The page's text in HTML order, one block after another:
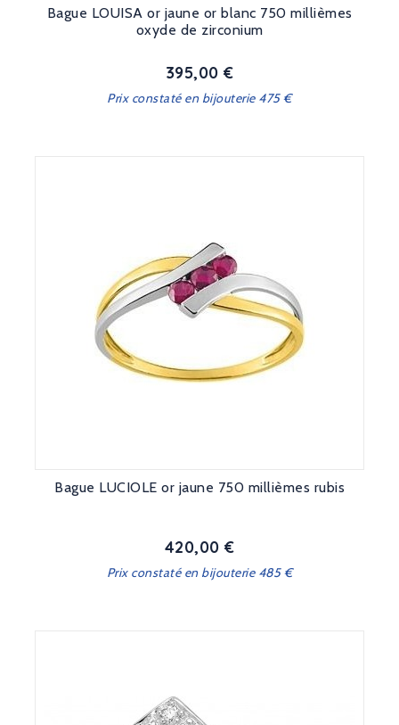
Bague LOUISA or jaune or blanc 750 millièmes
oxyde de zirconium
Prix
395,00 €
Prix constaté en bijouterie 475 €
Bague LUCIOLE or jaune 750 millièmes rubis
Prix
420,00 €
Prix constaté en bijouterie 485 €